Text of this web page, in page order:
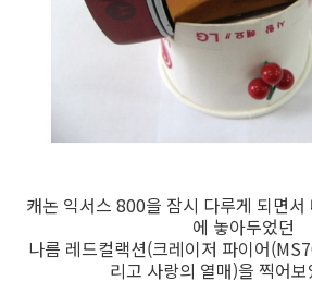
캐논 익서스 800을 잠시 다루게 되면서
에 놓아두었던
나름 레드컬랙션(크레이저 파이어
리고 사랑의 열매)을 찍어